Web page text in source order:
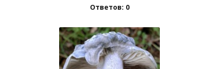
Ответов: 0